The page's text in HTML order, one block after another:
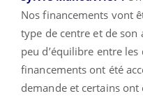
Nos financements vont
type de centre et de son
peu d’équilibre entre les
financements ont été
demande et certains